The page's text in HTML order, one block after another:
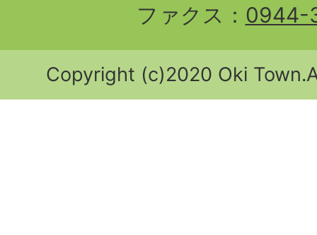
ファクス： 0944-
Copyright (c)2020 Oki